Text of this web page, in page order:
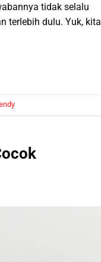
tidak selalu
terlebih dulu. Yuk, kita